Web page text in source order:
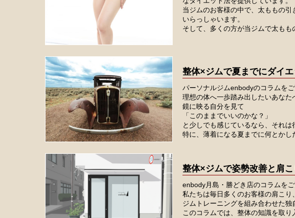
当ジムのお客様の中で、太ももの
いらっしゃいます。
そして、多くの方が当ジムで太もも
整体×ジムで夏までにダイ
パーソナルジムenbodyのコラムを
理想の体へ一歩踏み出したいあなた
鏡に映る自分を見て
「このままでいいのかな？」
と少しでも感じているなら、それは
特に、薄着になる夏までに何とか
整体×ジムで姿勢改善と肩
enbody月島・勝どき店のコラムを
私たちは毎日多くのお客様の肩こ
ジムトレーニングを組み合わせた独
このコラムでは、整体の知識を取り